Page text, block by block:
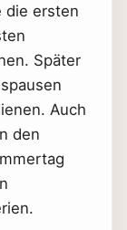
die ersten
Später
Auch
den